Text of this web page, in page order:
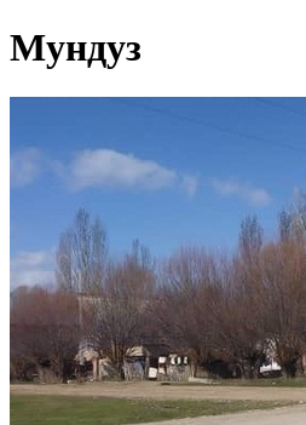
Мундуз